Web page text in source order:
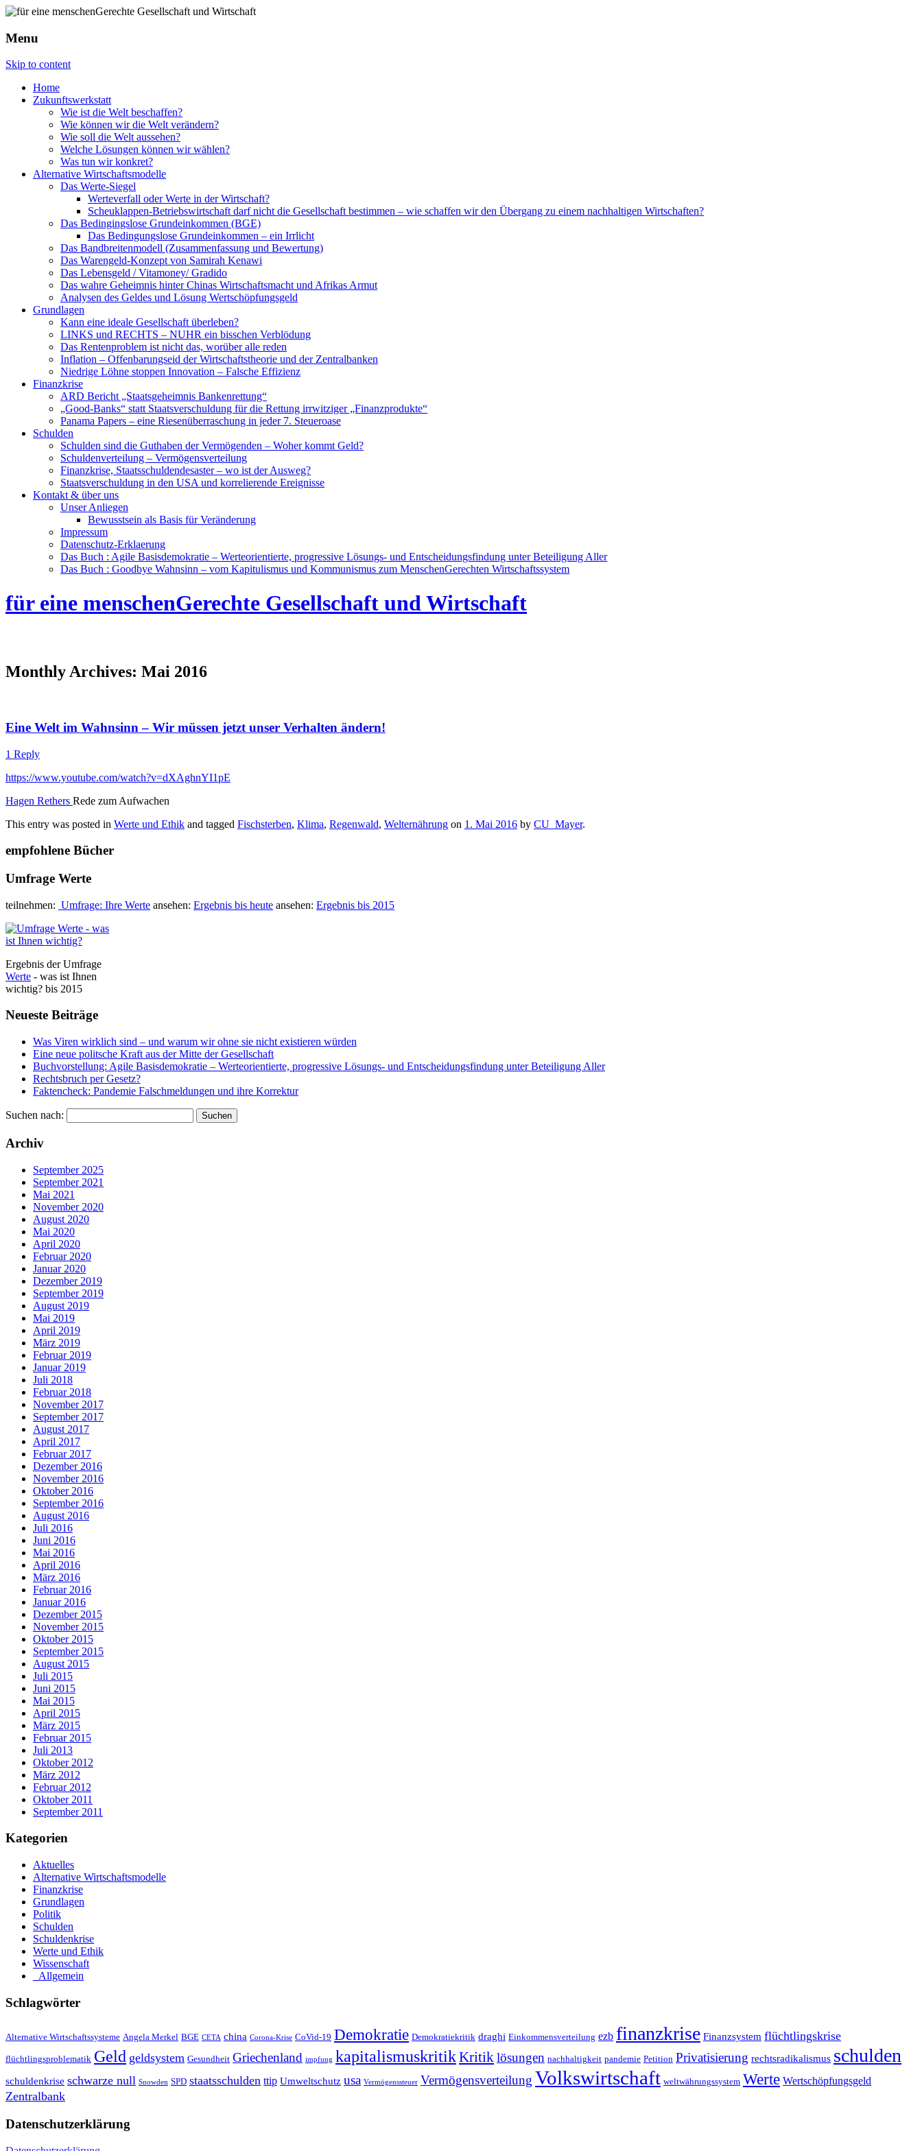
Menu
Skip to content
Home
Zukunftswerkstatt
Wie ist die Welt beschaffen?
Wie können wir die Welt verändern?
Wie soll die Welt aussehen?
Welche Lösungen können wir wählen?
Was tun wir konkret?
Alternative Wirtschaftsmodelle
Das Werte-Siegel
Werteverfall oder Werte in der Wirtschaft?
Scheuklappen-Betriebswirtschaft darf nicht die Gesellschaft bestimmen – wie schaffen wir den Übergang zu einem nachhaltigen Wirtschaften?
Das Bedingingslose Grundeinkommen (BGE)
Das Bedingungslose Grundeinkommen – ein Irrlicht
Das Bandbreitenmodell (Zusammenfassung und Bewertung)
Das Warengeld-Konzept von Samirah Kenawi
Das Lebensgeld / Vitamoney/ Gradido
Das wahre Geheimnis hinter Chinas Wirtschaftsmacht und Afrikas Armut
Analysen des Geldes und Lösung Wertschöpfungsgeld
Grundlagen
Kann eine ideale Gesellschaft überleben?
LINKS und RECHTS – NUHR ein bisschen Verblödung
Das Rentenproblem ist nicht das, worüber alle reden
Inflation – Offenbarungseid der Wirtschaftstheorie und der Zentralbanken
Niedrige Löhne stoppen Innovation – Falsche Effizienz
Finanzkrise
ARD Bericht „Staatsgeheimnis Bankenrettung“
„Good-Banks“ statt Staatsverschuldung für die Rettung irrwitziger „Finanzprodukte“
Panama Papers – eine Riesenüberraschung in jeder 7. Steueroase
Schulden
Schulden sind die Guthaben der Vermögenden – Woher kommt Geld?
Schuldenverteilung – Vermögensverteilung
Finanzkrise, Staatsschuldendesaster – wo ist der Ausweg?
Staatsverschuldung in den USA und korrelierende Ereignisse
Kontakt & über uns
Unser Anliegen
Bewusstsein als Basis für Veränderung
Impressum
Datenschutz-Erklaerung
Das Buch : Agile Basisdemokratie – Werteorientierte, progressive Lösungs- und Entscheidungsfindung unter Beteiligung Aller
Das Buch : Goodbye Wahnsinn – vom Kapitulismus und Kommunismus zum MenschenGerechten Wirtschaftssystem
für eine menschenGerechte Gesellschaft und Wirtschaft
Monthly Archives: Mai 2016
Eine Welt im Wahnsinn – Wir müssen jetzt unser Verhalten ändern!
1 Reply
https://www.youtube.com/watch?v=dXAghnYI1pE
Hagen Rethers Rede zum Aufwachen
This entry was posted in Werte und Ethik and tagged Fischsterben, Klima, Regenwald, Welternährung on 1. Mai 2016 by CU_Mayer.
empfohlene Bücher
Umfrage Werte
teilnehmen: Umfrage: Ihre Werte ansehen: Ergebnis bis heute ansehen: Ergebnis bis 2015
Ergebnis der Umfrage
Werte - was ist Ihnen
wichtig? bis 2015
Neueste Beiträge
Was Viren wirklich sind – und warum wir ohne sie nicht existieren würden
Eine neue politsche Kraft aus der Mitte der Gesellschaft
Buchvorstellung: Agile Basisdemokratie – Werteorientierte, progressive Lösungs- und Entscheidungsfindung unter Beteiligung Aller
Rechtsbruch per Gesetz?
Faktencheck: Pandemie Falschmeldungen und ihre Korrektur
Suchen nach:
Archiv
September 2025
September 2021
Mai 2021
November 2020
August 2020
Mai 2020
April 2020
Februar 2020
Januar 2020
Dezember 2019
September 2019
August 2019
Mai 2019
April 2019
März 2019
Februar 2019
Januar 2019
Juli 2018
Februar 2018
November 2017
September 2017
August 2017
April 2017
Februar 2017
Dezember 2016
November 2016
Oktober 2016
September 2016
August 2016
Juli 2016
Juni 2016
Mai 2016
April 2016
März 2016
Februar 2016
Januar 2016
Dezember 2015
November 2015
Oktober 2015
September 2015
August 2015
Juli 2015
Juni 2015
Mai 2015
April 2015
März 2015
Februar 2015
Juli 2013
Oktober 2012
März 2012
Februar 2012
Oktober 2011
September 2011
Kategorien
Aktuelles
Alternative Wirtschaftsmodelle
Finanzkrise
Grundlagen
Politik
Schulden
Schuldenkrise
Werte und Ethik
Wissenschaft
_Allgemein
Schlagwörter
Alternative Wirtschaftssysteme Angela Merkel BGE CETA china Corona-Krise CoVid-19 Demokratie Demokratiekritik draghi Einkommensverteilung ezb finanzkrise Finanzsystem flüchtlingskrise
flüchtlingsproblematik Geld geldsystem Gesundheit Griechenland impfung kapitalismuskritikKritik lösungen nachhaltigkeit pandemie Petition Privatisierung rechtsradikalismus schulden
schuldenkrise schwarze null Snowden SPD staatsschulden ttip Umweltschutz usa Vermögenssteuer Vermögensverteilung Volkswirtschaft weltwährungssystem Werte Wertschöpfungsgeld
Zentralbank
Datenschutzerklärung